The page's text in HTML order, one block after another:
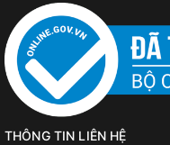
THÔNG TIN LIÊN HỆ